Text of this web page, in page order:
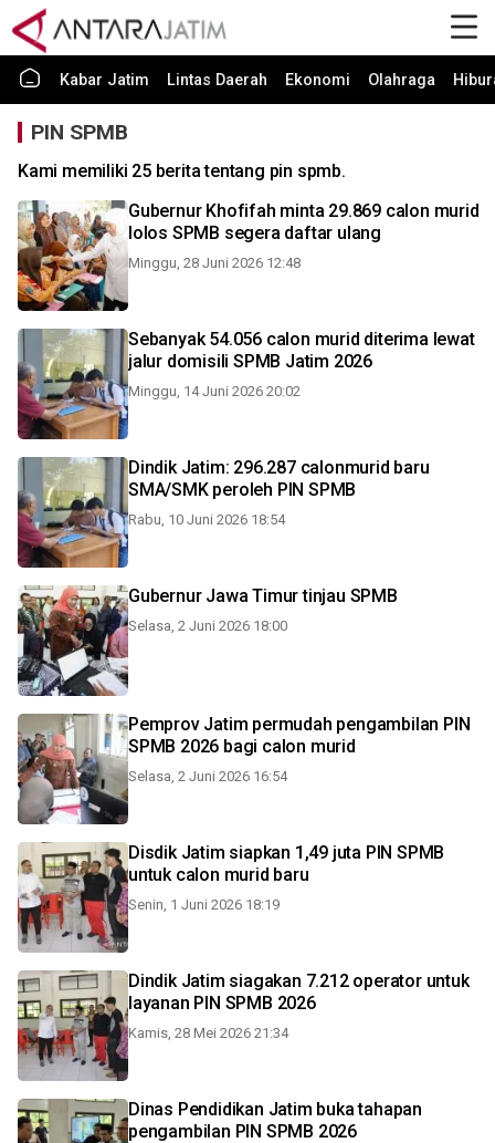
Kabar Jatim Lintas Daerah Ekonomi Olahraga
PIN SPMB
Kami memiliki 25 berita tentang pin spmb.
Gubernur Khofifah minta 29.869 calon murid
lolos SPMB segera daftar ulang
Minggu, 28 Juni 2026 12:48
Sebanyak 54.056 calon murid diterima lewat
jalur domisili SPMB Jatim 2026
Minggu, 14 Juni 2026 20:02
Dindik Jatim: 296.287 calonmurid baru
SMA/SMK peroleh PIN SPMB
Rabu, 10 Juni 2026 18:54
Gubernur Jawa Timur tinjau SPMB
Selasa, 2 Juni 2026 18:00
Pemprov Jatim permudah pengambilan PIN
SPMB 2026 bagi calon murid
Selasa, 2 Juni 2026 16:54
Disdik Jatim siapkan 1,49 juta PIN SPMB
untuk calon murid baru
Senin, 1 Juni 2026 18:19
Dindik Jatim siagakan 7.212 operator untuk
layanan PIN SPMB 2026
Kamis, 28 Mei 2026 21:34
Dinas Pendidikan Jatim buka tahapan
pengambilan PIN SPMB 2026